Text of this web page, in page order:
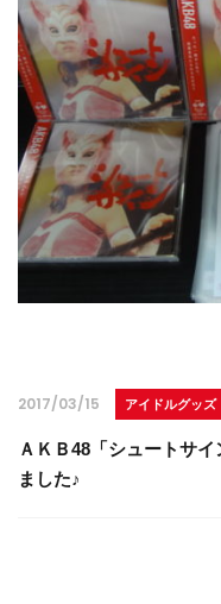
2017/03/15 アイドルグッズ
ＡＫＢ48「シュートサ
ました♪